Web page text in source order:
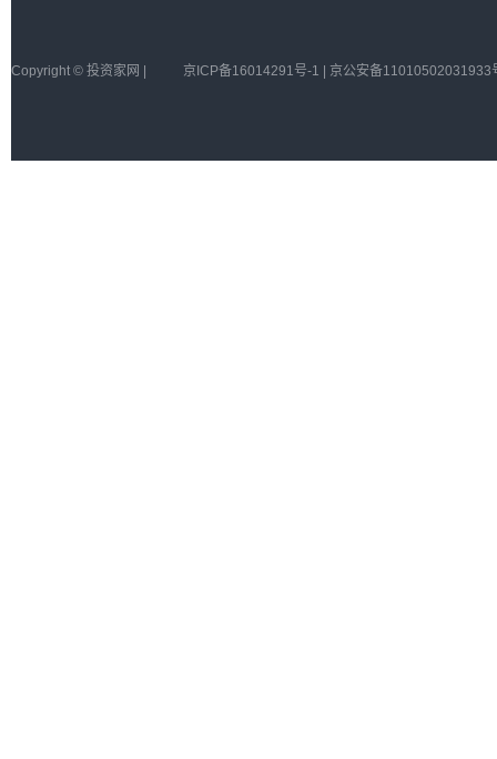
Copyright © 投资家网 | 京ICP备16014291号-1 | 京公安备11010502031933